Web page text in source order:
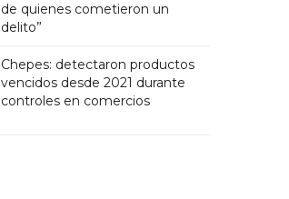
de quienes cometieron un
delito”
Chepes: detectaron productos
vencidos desde 2021 durante
controles en comercios